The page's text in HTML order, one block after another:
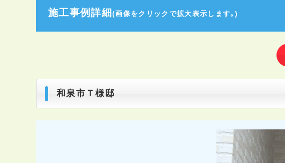
施工事例詳細 (画像をクリックで拡大表示します｡)
和泉市Ｔ様邸